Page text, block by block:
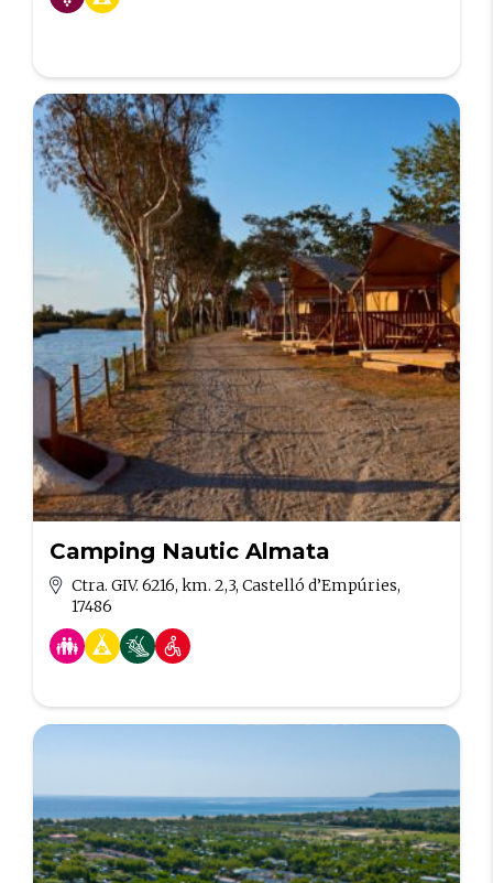
Camping Nautic Almata
Ctra. GIV. 6216, km. 2,3, Castelló d’Empúries,
17486